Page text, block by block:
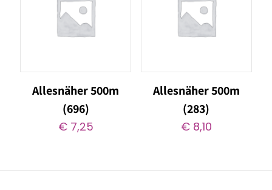
Allesnäher 500m
(696)
€7,25
Allesnäher 500m
(283)
€8,10